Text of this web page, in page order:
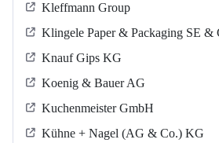
Kleffmann Group
Klingele Paper & Packaging SE &
Knauf Gips KG
Koenig & Bauer AG
Kuchenmeister GmbH
Kühne + Nagel (AG & Co.) KG